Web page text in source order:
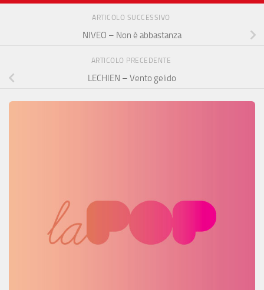
ARTICOLO SUCCESSIVO
NIVEO – Non è abbastanza
ARTICOLO PRECEDENTE
LECHIEN – Vento gelido